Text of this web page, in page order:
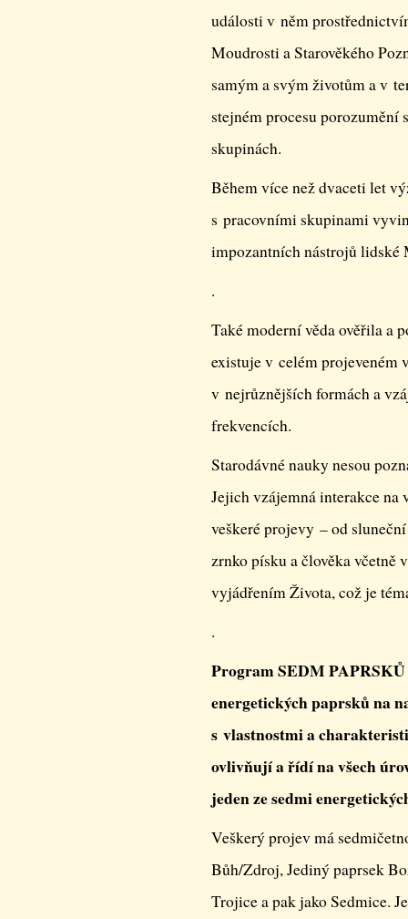
události v něm
Moudrosti a Starověkého
samým a svým životům a v
stejném procesu
skupinách.
Během více než dvaceti let
s pracovními skupinami
impozantních nástrojů lidské
.
Také moderní věda ověřila a
existuje v celém projeveném
v nejrůznějších formách a
frekvencích.
Starodávné nauky nesou
Jejich vzájemná interakce
veškeré projevy – od
zrnko písku a člověka včetně
vyjádřením Života, což je
.
Program SEDM
energetických paprsků na
s vlastnostmi a
ovlivňují a řídí na všech
jeden ze sedmi
Veškerý projev má
Bůh/Zdroj, Jediný paprsek
Trojice a pak jako Sedmice.